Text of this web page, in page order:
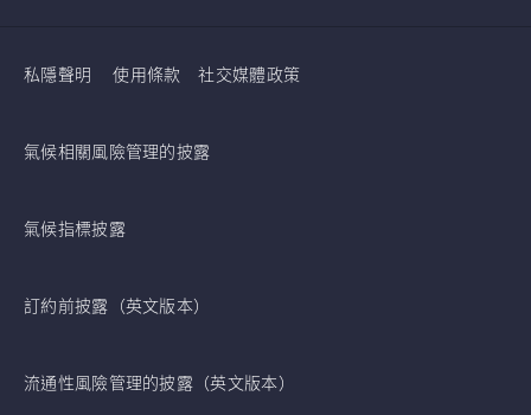
私隱聲明 使用條款 社交媒體政策
氣候相關風險管理的披露
氣候指標披露
訂約前披露（英文版本）
流通性風險管理的披露（英文版本）